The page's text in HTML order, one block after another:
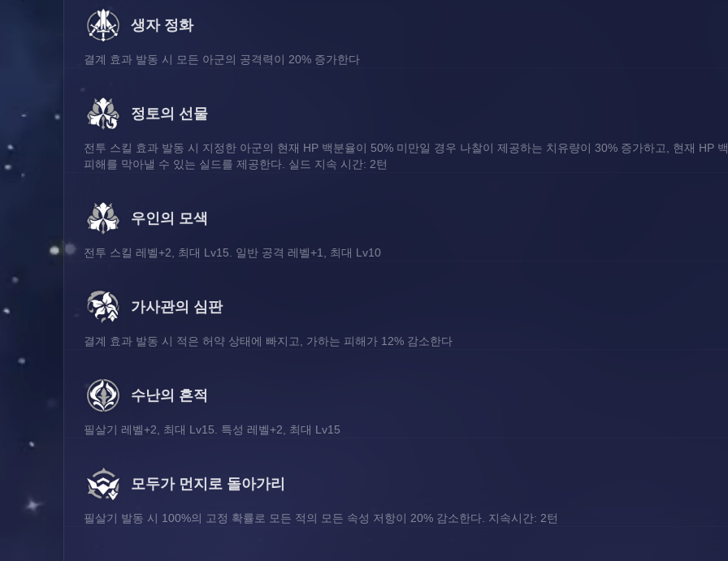
생자 정화
결계 효과 발동 시 모든 아군의 공격력이 20% 증가한다
정토의 선물
전투 스킬 효과 발동 시 지정한 아군의 현재 HP 백분율이 50% 미만일 경우 나찰이 제공하는 치유량이 30% 증가하고, 현재 HP
피해를 막아낼 수 있는 실드를 제공한다. 실드 지속 시간: 2턴
우인의 모색
전투 스킬 레벨+2, 최대 Lv15. 일반 공격 레벨+1, 최대 Lv10
가사관의 심판
결계 효과 발동 시 적은 허약 상태에 빠지고, 가하는 피해가 12% 감소한다
수난의 흔적
필살기 레벨+2, 최대 Lv15. 특성 레벨+2, 최대 Lv15
모두가 먼지로 돌아가리
필살기 발동 시 100%의 고정 확률로 모든 적의 모든 속성 저항이 20% 감소한다. 지속시간: 2턴